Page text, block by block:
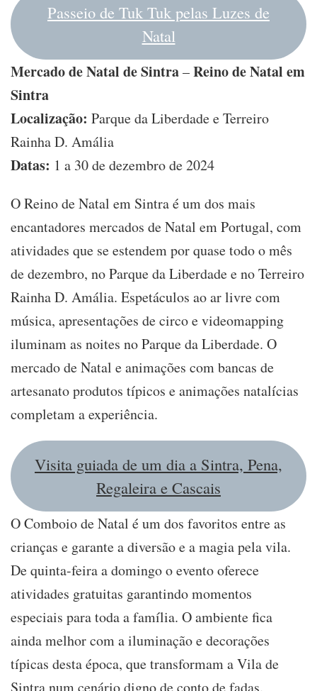
Passeio de Tuk Tuk pelas Luzes de
Natal
Mercado de Natal de Sintra–Reino de Natal em
Sintra
Localização: Parque da Liberdade e Terreiro
Rainha D. Amália
Datas: 1 a 30 de dezembro de 2024
O Reino de Natal em Sintra é um dos mais
encantadores mercados de Natal em Portugal, com
atividades que se estendem por quase todo o mês
de dezembro, no Parque da Liberdade e no Terreiro
Rainha D. Amália. Espetáculos ao ar livre com
música, apresentações de circo e videomapping
iluminam as noites no Parque da Liberdade. O
mercado de Natal e animações com bancas de
artesanato produtos típicos e animações natalícias
completam a experiência.
Visita guiada de um dia a Sintra, Pena,
Regaleira e Cascais
O Comboio de Natal é um dos favoritos entre as
crianças e garante a diversão e a magia pela vila.
De quinta-feira a domingo o evento oferece
atividades gratuitas garantindo momentos
especiais para toda a família. O ambiente fica
ainda melhor com a iluminação e decorações
típicas desta época, que transformam a Vila de
Sintra num cenário digno de conto de fadas.